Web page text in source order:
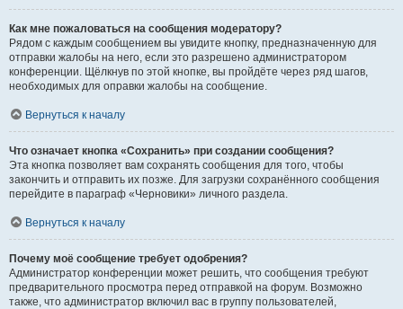
Как мне пожаловаться на сообщения модератору?
Рядом с каждым сообщением вы увидите кнопку, предназначенную для
отправки жалобы на него, если это разрешено администратором
конференции. Щёлкнув по этой кнопке, вы пройдёте через ряд шагов,
необходимых для оправки жалобы на сообщение.
Вернуться к началу
Что означает кнопка «Сохранить» при создании сообщения?
Эта кнопка позволяет вам сохранять сообщения для того, чтобы
закончить и отправить их позже. Для загрузки сохранённого сообщения
перейдите в параграф «Черновики» личного раздела.
Вернуться к началу
Почему моё сообщение требует одобрения?
Администратор конференции может решить, что сообщения требуют
предварительного просмотра перед отправкой на форум. Возможно
также, что администратор включил вас в группу пользователей,